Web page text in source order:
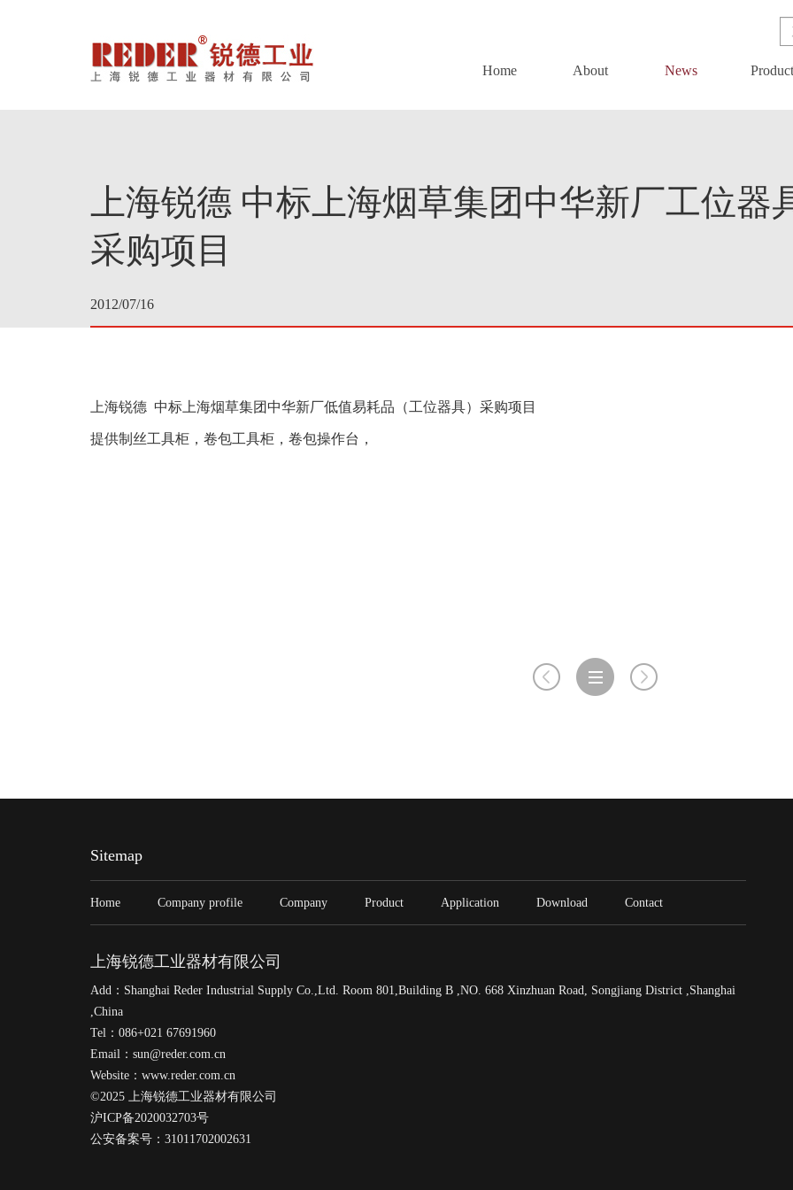
Home About News Product
上海锐德 中标上海烟草集团中华新厂工位器
采购项目
2012/07/16
上海锐德 中标上海烟草集团中华新厂低值易耗品（工位器具）采购项目
提供制丝工具柜，卷包工具柜，卷包操作台，
Sitemap
Home Company profile Company Product Application Download Contact
上海锐德工业器材有限公司
Add：Shanghai Reder Industrial Supply Co.,Ltd. Room 801,Building B ,NO. 668 Xinzhuan Road, Songjiang District ,Shanghai
,China
Tel：086+021 67691960
Email：sun@reder.com.cn
Website：www.reder.com.cn
©2025 上海锐德工业器材有限公司
沪ICP备2020032703号
公安备案号：31011702002631
企业动态
烟草生产领域
汽车制造与维修